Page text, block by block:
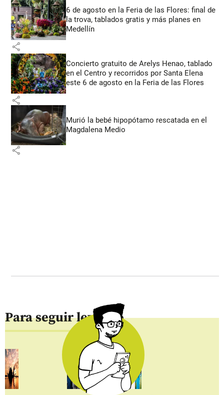
6 de agosto en la Feria de las Flores: final de
la trova, tablados gratis y más planes en
Medellín
share
Concierto gratuito de Arelys Henao, tablado
en el Centro y recorridos por Santa Elena
este 6 de agosto en la Feria de las Flores
share
Murió la bebé hipopótamo rescatada en el
Magdalena Medio
share
Para seguir leyendo